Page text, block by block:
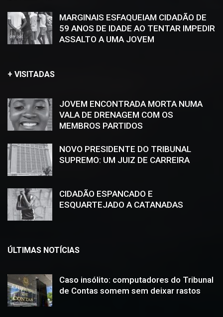
MARGINAIS ESFAQUEIAM CIDADÃO DE
59 ANOS DE IDADE AO TENTAR IMPEDIR
ASSALTO A UMA JOVEM
+ VISITADAS
JOVEM ENCONTRADA MORTA NUMA
VALA DE DRENAGEM COM OS
MEMBROS PARTIDOS
NOVO PRESIDENTE DO TRIBUNAL
SUPREMO: UM JUIZ DE CARREIRA
CIDADÃO ESPANCADO E
ESQUARTEJADO A CATANADAS
ÚLTIMAS NOTÍCIAS
Caso insólito: computadores do Tribunal
de Contas somem sem deixar rastos